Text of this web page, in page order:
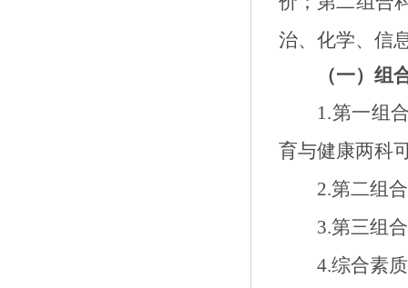
治、化学、信
（一）组
1.第一组
育与健康两科
2.第二组合
3.第三组
4.综合素质